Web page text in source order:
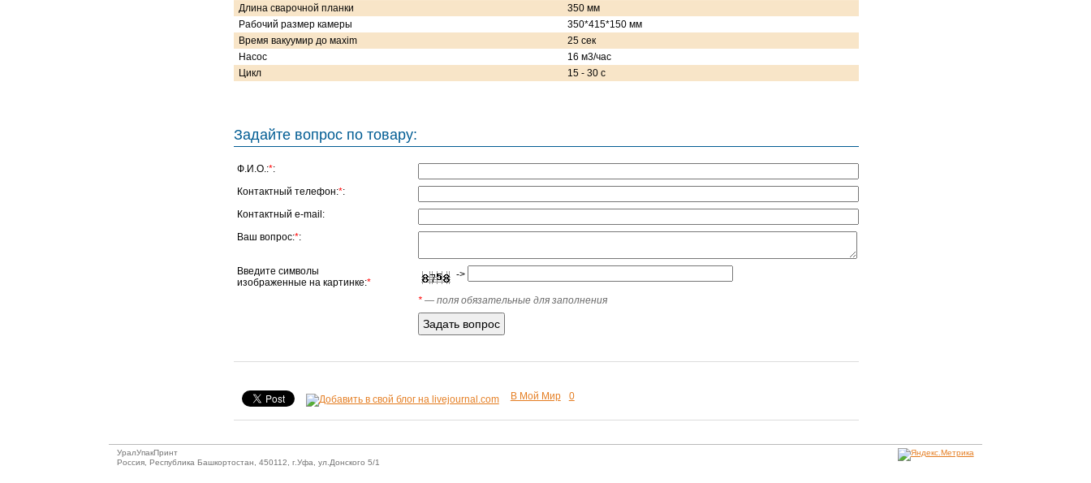
Длина сварочной планки
350 мм
Рабочий размер камеры
350*415*150 мм
Время вакуумир до махim
25 сек
Насос
16 м3/час
Цикл
15 - 30 с
Задайте вопрос по товару:
Ф.И.О.:*:
Контактный телефон:*:
Контактный e-mail:
Ваш вопрос:*:
Введите символы
изображенные на картинке:*
->
*— поля обязательные для заполнения
В Мой Мир 0
УралУпакПринт
Россия, Республика Башкортостан, 450112, г.Уфа, ул.Донского 5/1